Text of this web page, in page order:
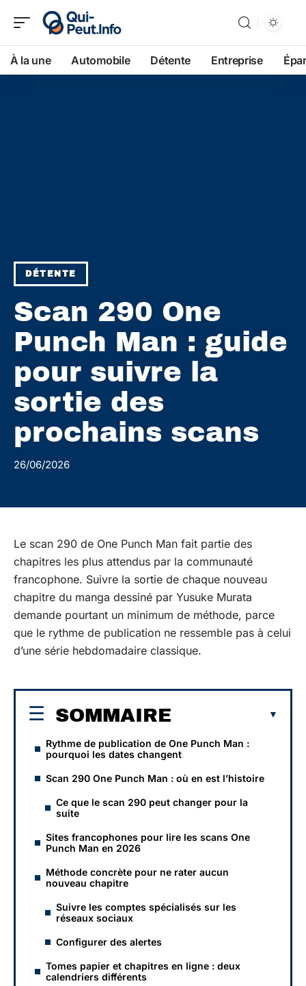
À la une Automobile Détente Entreprise
DÉTENTE
Scan 290 One
Punch Man : guide
pour suivre la
sortie des
prochains scans
26/06/2026
Le scan 290 de One Punch Man fait partie des
chapitres les plus attendus par la communauté
francophone. Suivre la sortie de chaque nouveau
chapitre du manga dessiné par Yusuke Murata
demande pourtant un minimum de méthode, parce
que le rythme de publication ne ressemble pas à celui
d’une série hebdomadaire classique.
SOMMAIRE
Rythme de publication de One Punch Man :
pourquoi les dates changent
Scan 290 One Punch Man : où en est l’histoire
Ce que le scan 290 peut changer pour la
suite
Sites francophones pour lire les scans One
Punch Man en 2026
Méthode concrète pour ne rater aucun
nouveau chapitre
Suivre les comptes spécialisés sur les
réseaux sociaux
Configurer des alertes
Tomes papier et chapitres en ligne : deux
calendriers différents